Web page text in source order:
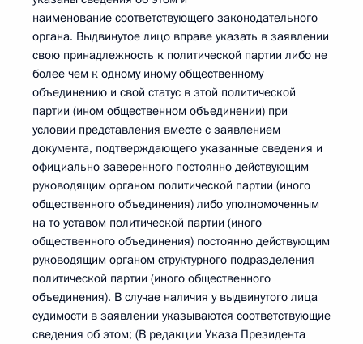
наименование соответствующего законодательного
органа. Выдвинутое лицо вправе указать в заявлении
свою принадлежность к политической партии либо не
более чем к одному иному общественному
объединению и свой статус в этой политической
партии (ином общественном объединении) при
условии представления вместе с заявлением
документа, подтверждающего указанные сведения и
официально заверенного постоянно действующим
руководящим органом политической партии (иного
общественного объединения) либо уполномоченным
на то уставом политической партии (иного
общественного объединения) постоянно действующим
руководящим органом структурного подразделения
политической партии (иного общественного
объединения). В случае наличия у выдвинутого лица
судимости в заявлении указываются соответствующие
сведения об этом; (В редакции Указа Президента